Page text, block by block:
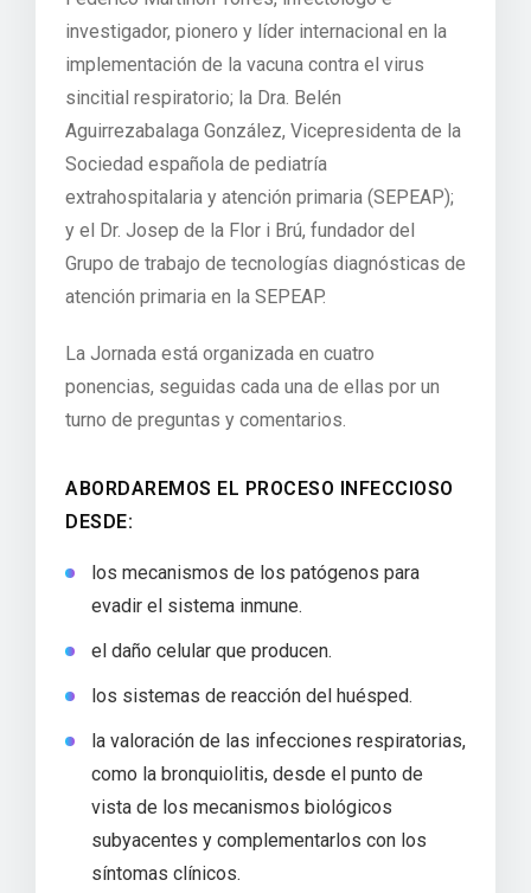
investigador, pionero y líder internacional en la
implementación de la vacuna contra el virus
sincitial respiratorio; la Dra. Belén
Aguirrezabalaga González, Vicepresidenta de la
Sociedad española de pediatría
extrahospitalaria y atención primaria (SEPEAP);
y el Dr. Josep de la Flor i Brú, fundador del
Grupo de trabajo de tecnologías diagnósticas de
atención primaria en la SEPEAP.
La Jornada está organizada en cuatro
ponencias, seguidas cada una de ellas por un
turno de preguntas y comentarios.
ABORDAREMOS EL PROCESO INFECCIOSO
DESDE:
los mecanismos de los patógenos para
evadir el sistema inmune.
el daño celular que producen.
los sistemas de reacción del huésped.
la valoración de las infecciones respiratorias,
como la bronquiolitis, desde el punto de
vista de los mecanismos biológicos
subyacentes y complementarlos con los
síntomas clínicos.